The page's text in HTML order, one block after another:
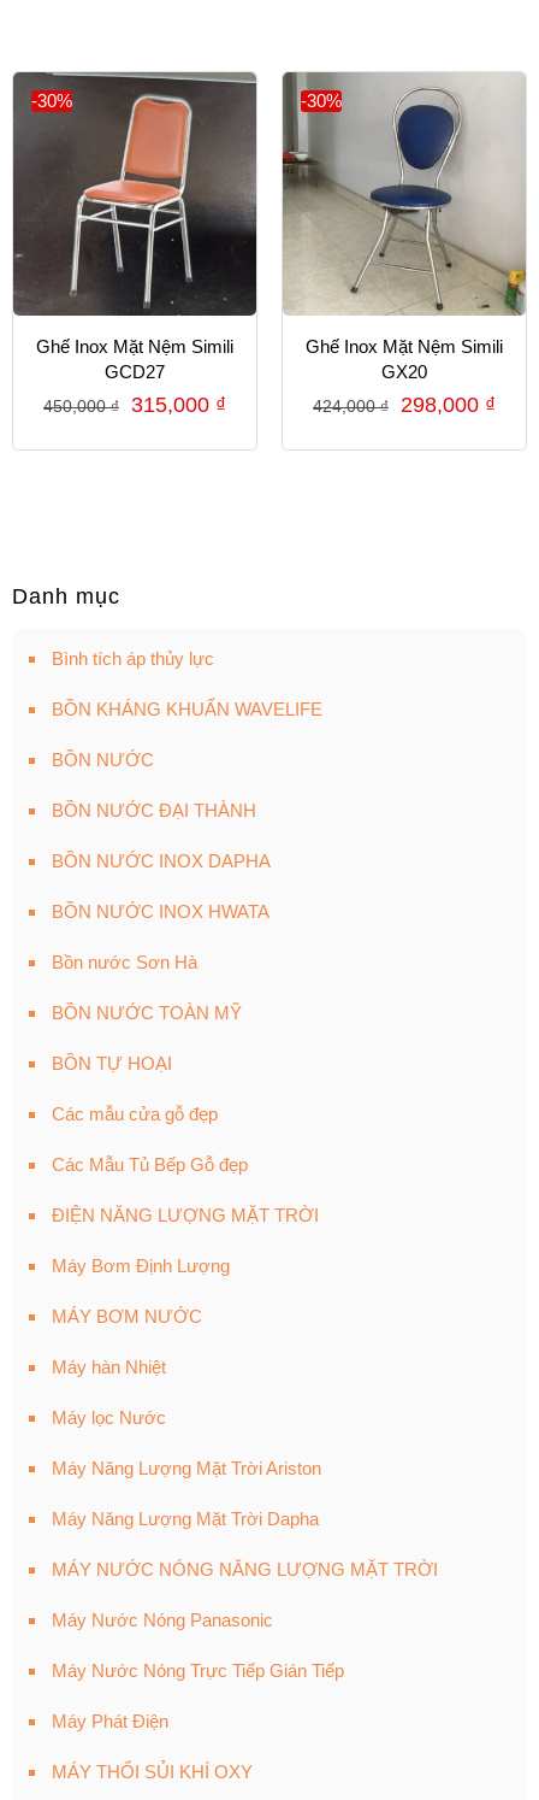
-30%
Ghế Inox Mặt Nệm Simili
GCD27
450,000₫ 315,000 ₫
-30%
Ghế Inox Mặt Nệm Simili
GX20
424,000₫ 298,000 ₫
Danh mục
Bình tích áp thủy lực
BỒN KHÁNG KHUẨN WAVELIFE
BỒN NƯỚC
BỒN NƯỚC ĐẠI THÀNH
BỒN NƯỚC INOX DAPHA
BỒN NƯỚC INOX HWATA
Bồn nước Sơn Hà
BỒN NƯỚC TOÀN MỸ
BỒN TỰ HOẠI
Các mẫu cửa gỗ đẹp
Các Mẫu Tủ Bếp Gỗ đẹp
ĐIỆN NĂNG LƯỢNG MẶT TRỜI
Máy Bơm Định Lượng
MÁY BƠM NƯỚC
Máy hàn Nhiệt
Máy lọc Nước
Máy Năng Lượng Mặt Trời Ariston
Máy Năng Lượng Mặt Trời Dapha
MÁY NƯỚC NÓNG NĂNG LƯỢNG MẶT TRỜI
Máy Nước Nóng Panasonic
Máy Nước Nóng Trực Tiếp Gián Tiếp
Máy Phát Điện
MÁY THỔI SỦI KHÍ OXY